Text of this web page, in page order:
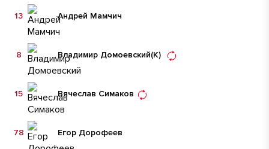
Андрей Мамчич
13
Владимир Домоевский(К)
8
Вячеслав Симаков
15
Егор Дорофеев
78